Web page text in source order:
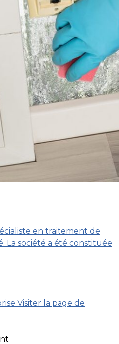
en traitement de
La société a été constituée
Visiter la page de